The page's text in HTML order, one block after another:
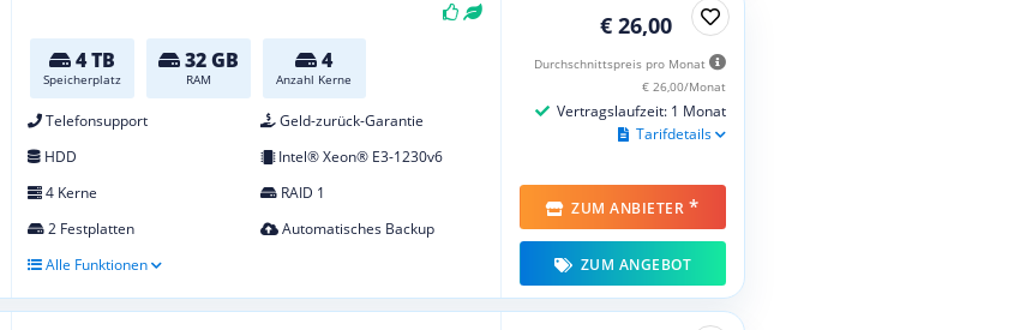
4 TB
Speicherplatz
32 GB
RAM
4
Anzahl Kerne
Telefonsupport
Geld-zurück-Garantie
HDD
Intel® Xeon® E3-1230v6
4 Kerne
RAID 1
2 Festplatten
Automatisches Backup
Alle Funktionen
€ 26,00
Durchschnittspreis pro Monat
€ 26,00/Monat
Vertragslaufzeit: 1 Monat
Tarifdetails
ZUM ANBIETER *
ZUM ANGEBOT